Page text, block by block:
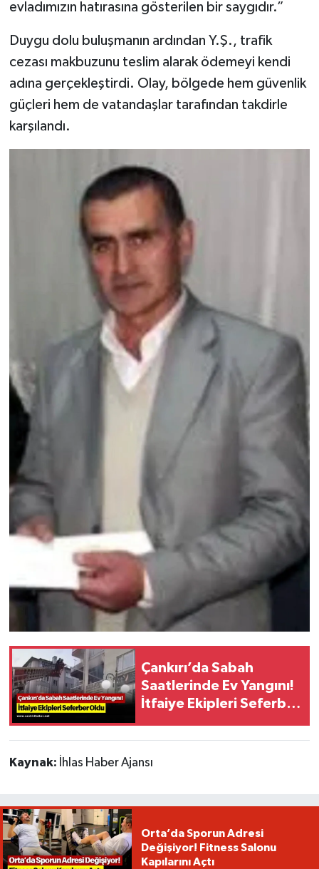
evladımızın hatırasına gösterilen bir saygıdır.”
Duygu dolu buluşmanın ardından Y.Ş., trafik
cezası makbuzunu teslim alarak ödemeyi kendi
adına gerçekleştirdi. Olay, bölgede hem güvenlik
güçleri hem de vatandaşlar tarafından takdirle
karşılandı.
Çankırı’da Sabah
Saatlerinde Ev Yangını!
İtfaiye Ekipleri Seferber
Kaynak: İhlas Haber Ajansı
Orta’da Sporun Adresi
Değişiyor! Fitness Salonu
Kapılarını Açtı